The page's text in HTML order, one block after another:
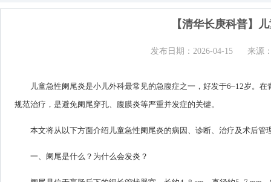
【清华长庚科普】
发布日期：2026-04-15 来源
儿童急性阑尾炎是小儿外科最常见的急腹症之一，好发于6–12岁。
规范治疗，是避免阑尾穿孔、腹膜炎等严重并发症的关键。
本文将从以下方面介绍儿童急性阑尾炎的病因、诊断、治疗及术后管
一、阑尾是什么？为什么会发炎？